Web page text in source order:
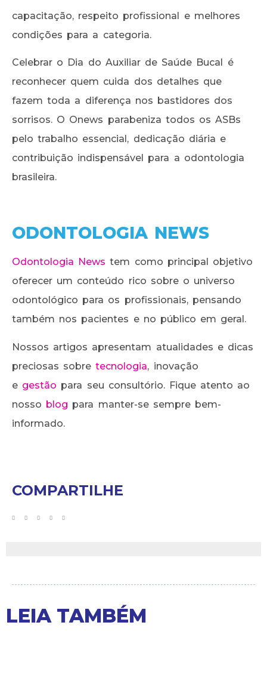
capacitação, respeito profissional e melhores
condições para a categoria.
Celebrar o Dia do Auxiliar de Saúde Bucal é
reconhecer quem cuida dos detalhes que
fazem toda a diferença nos bastidores dos
sorrisos. O Onews parabeniza todos os ASBs
pelo trabalho essencial, dedicação diária e
contribuição indispensável para a odontologia
brasileira.
ODONTOLOGIA NEWS
Odontologia News tem como principal objetivo
oferecer um conteúdo rico sobre o universo
odontológico para os profissionais, pensando
também nos pacientes e no público em geral.
Nossos artigos apresentam atualidades e dicas
preciosas sobretecnologia, inovação
e gestão para seu consultório. Fique atento ao
nosso blog para manter-se sempre bem-
informado.
COMPARTILHE
LEIA TAMBÉM